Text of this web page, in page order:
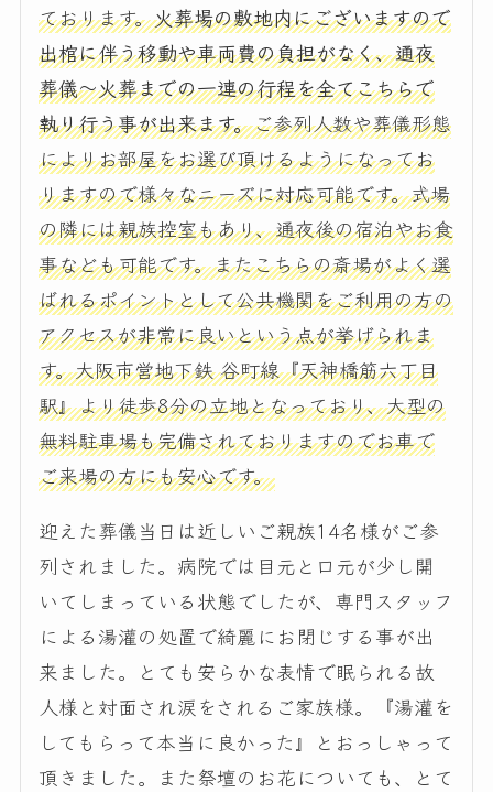
ております。火葬場の敷地内にございますので
出棺に伴う移動や車両費の負担がなく、通夜
葬儀～火葬までの一連の行程を全てこちらで
執り行う事が出来ます。ご参列人数や葬儀形態
によりお部屋をお選び頂けるようになってお
りますので様々なニーズに対応可能です。式場
の隣には親族控室もあり、通夜後の宿泊やお食
事なども可能です。またこちらの斎場がよく選
ばれるポイントとして公共機関をご利用の方の
アクセスが非常に良いという点が挙げられま
す。大阪市営地下鉄 谷町線『天神橋筋六丁目
駅』より徒歩8分の立地となっており、大型の
無料駐車場も完備されておりますのでお車で
ご来場の方にも安心です。
迎えた葬儀当日は近しいご親族14名様がご参
列されました。病院では目元と口元が少し開
いてしまっている状態でしたが、専門スタッフ
による湯灌の処置で綺麗にお閉じする事が出
来ました。とても安らかな表情で眠られる故
人様と対面され涙をされるご家族様。『湯灌を
してもらって本当に良かった』とおっしゃって
頂きました。また祭壇のお花についても、とて